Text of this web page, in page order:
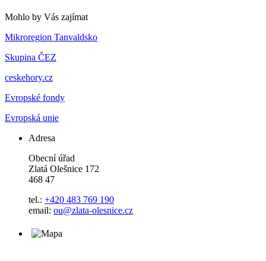
Mohlo by Vás zajímat
Mikroregion Tanvaldsko
Skupina ČEZ
ceskehory.cz
Evropské fondy
Evropská unie
Adresa
Obecní úřad
Zlatá Olešnice 172
468 47
tel.: +420 483 769 190
email: ou@zlata-olesnice.cz